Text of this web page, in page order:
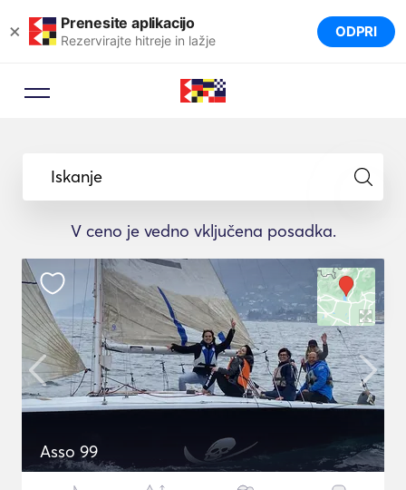
× Prenesite aplikacijo
Rezervirajte hitreje in lažje ODPRI
Iskanje
V ceno je vedno vključena posadka.
Asso 99